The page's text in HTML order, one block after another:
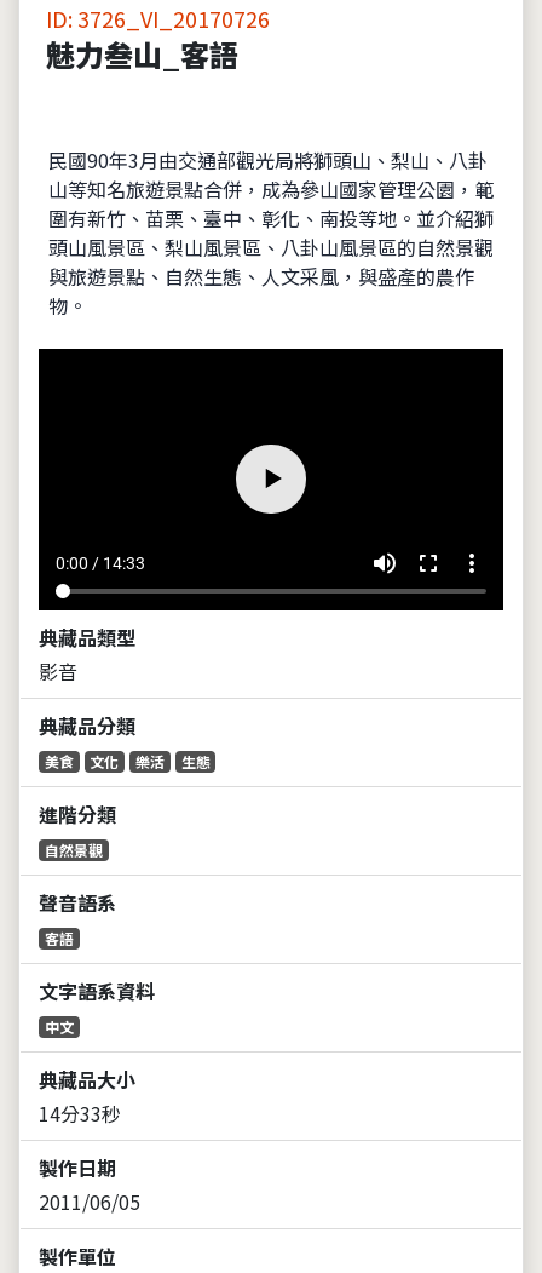
ID: 3726_VI_20170726
魅力叁山_客語
民國90年3月由交通部觀光局將獅頭山、梨山、八卦
山等知名旅遊景點合併，成為參山國家管理公園，範
圍有新竹、苗栗、臺中、彰化、南投等地。並介紹獅
頭山風景區、梨山風景區、八卦山風景區的自然景觀
與旅遊景點、自然生態、人文采風，與盛產的農作
物。
0:00 / 14:33 volume_up fullscreen more_vert
典藏品類型
影音
典藏品分類
美食 文化 樂活 生態
進階分類
自然景觀
聲音語系
客語
文字語系資料
中文
典藏品大小
14分33秒
製作日期
2011/06/05
製作單位